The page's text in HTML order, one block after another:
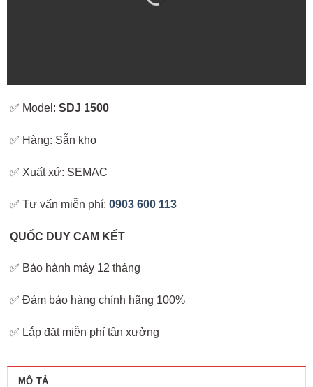
✅ Model:SDJ 1500
✅ Hàng: Sẵn kho
✅ Xuất xứ: SEMAC
✅ Tư vấn miễn phí:0903 600 113
QUỐC DUY CAM KẾT
✅ Bảo hành máy 12 tháng
✅ Đảm bảo hàng chính hãng 100%
✅ Lắp đặt miễn phí tận xưởng
MÔ TẢ